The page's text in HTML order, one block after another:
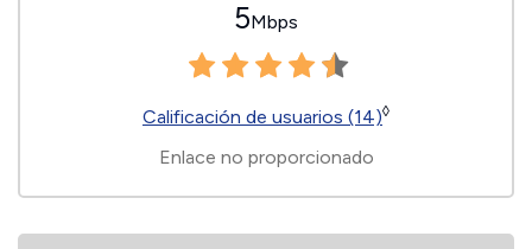
5Mbps
Calificación de usuarios (14)◊
Enlace no proporcionado